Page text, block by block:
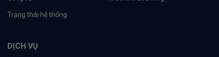
Trạng thái hệ thống
DỊCH VỤ